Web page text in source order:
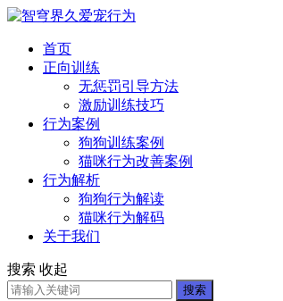
首页
正向训练
无惩罚引导方法
激励训练技巧
行为案例
狗狗训练案例
猫咪行为改善案例
行为解析
狗狗行为解读
猫咪行为解码
关于我们
搜索 收起
搜索